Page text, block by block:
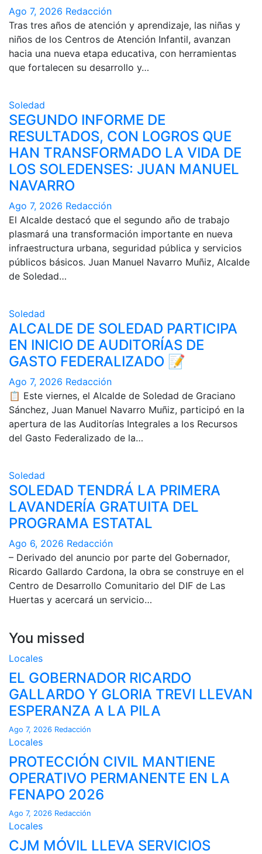
Ago 7, 2026 Redacción
Tras tres años de atención y aprendizaje, las niñas y
niños de los Centros de Atención Infantil, avanzan
hacia una nueva etapa educativa, con herramientas
que fortalecen su desarrollo y…
Soledad
SEGUNDO INFORME DE
RESULTADOS, CON LOGROS QUE
HAN TRANSFORMADO LA VIDA DE
LOS SOLEDENSES: JUAN MANUEL
NAVARRO
Ago 7, 2026 Redacción
El Alcalde destacó que el segundo año de trabajo
plasmará una transformación importante en nueva
infraestructura urbana, seguridad pública y servicios
públicos básicos. Juan Manuel Navarro Muñiz, Alcalde
de Soledad…
Soledad
ALCALDE DE SOLEDAD PARTICIPA
EN INICIO DE AUDITORÍAS DE
GASTO FEDERALIZADO 📝
Ago 7, 2026 Redacción
📋 Este viernes, el Alcalde de Soledad de Graciano
Sánchez, Juan Manuel Navarro Muñiz, participó en la
apertura de las Auditorías Integrales a los Recursos
del Gasto Federalizado de la…
Soledad
SOLEDAD TENDRÁ LA PRIMERA
LAVANDERÍA GRATUITA DEL
PROGRAMA ESTATAL
Ago 6, 2026 Redacción
– Derivado del anuncio por parte del Gobernador,
Ricardo Gallardo Cardona, la obra se construye en el
Centro de Desarrollo Comunitario del DIF de Las
Huertas y acercará un servicio…
You missed
Locales
EL GOBERNADOR RICARDO
GALLARDO Y GLORIA TREVI LLEVAN
ESPERANZA A LA PILA
Ago 7, 2026 Redacción
Locales
PROTECCIÓN CIVIL MANTIENE
OPERATIVO PERMANENTE EN LA
FENAPO 2026
Ago 7, 2026 Redacción
Locales
CJM MÓVIL LLEVA SERVICIOS